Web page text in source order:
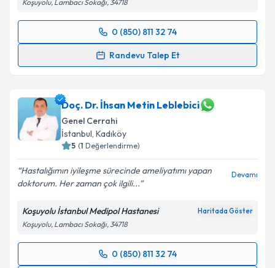
Kişisel verilerimin işlenmesine ilişkin
Metni'ni okudum ve kişisel verilerimin belirtilen
kapsamda işlenmesini kabul ediyorum.
Koşuyolu, Lambacı Sokağı, 34718
0 (850) 811 32 74
Randevu Talep Et
Randevu Takvimi Talebi
takvim hazırlandığında e-posta ile bilgilendireceğiz.
E-posta Adresiniz
Kişisel verilerimin işlenmesine ilişkin
kapsamda işlenmesini kabul ediyorum.
Takvim Talebini Gönder
Doç. Dr. İhsan Metin Leblebici
Genel Cerrahi
İstanbul, Kadıköy
5 (1 Değerlendirme)
Hastalığımın iyileşme sürecinde ameliyatımı yapan
doktorum. Her zaman çok ilgili...
Devamı
Koşuyolu İstanbul Medipol Hastanesi Haritada Göster
Koşuyolu, Lambacı Sokağı, 34718
0 (850) 811 32 74
Randevu Takvimi Talebi